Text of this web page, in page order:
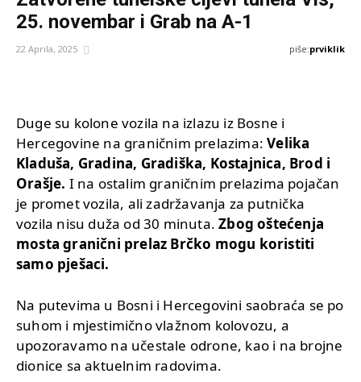
25. novembar i Grab na A-1
22 Aprila, 2025 piše:prviklik
Duge su kolone vozila na izlazu iz Bosne i
Hercegovine na graničnim prelazima:Velika
Kladuša, Gradina, Gradiška, Kostajnica, Brod i
Orašje. I na ostalim graničnim prelazima pojačan
je promet vozila, ali zadržavanja za putnička
vozila nisu duža od 30 minuta.Zbog oštećenja
mosta granični prelaz Brčko mogu koristiti
samo pješaci.
Na putevima u Bosni i Hercegovini saobraća se po
suhom i mjestimično vlažnom kolovozu, a
upozoravamo na učestale odrone, kao i na brojne
dionice sa aktuelnim radovima.